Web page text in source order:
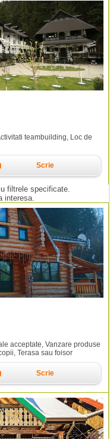
teambuilding, Loc de
Scrie
filtrele specificate.
interesa.
acceptate, Vanzare produse
Terasa sau foisor
Scrie